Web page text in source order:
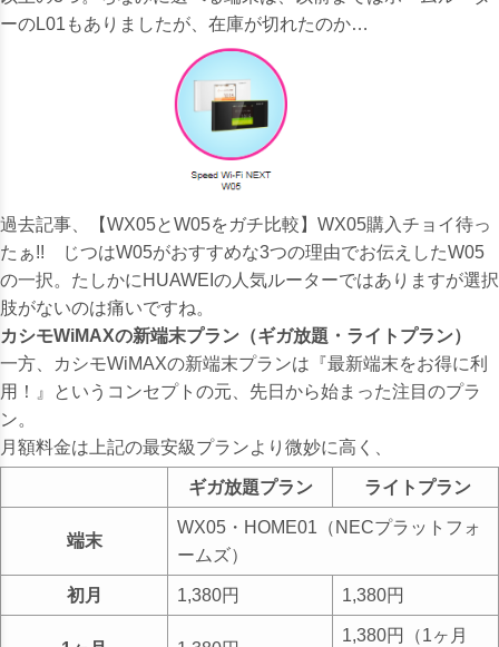
ーのL01もありましたが、在庫が切れたのか…
過去記事、
【WX05とW05をガチ比較】WX05購入チョイ待っ
たぁ!! じつはW05がおすすめな3つの理由でお伝えしたW05
の一択。たしかにHUAWEIの人気ルーターではありますが選択
肢がないのは痛いですね。
カシモWiMAXの新端末プラン（ギガ放題・ライトプラン）
一方、カシモWiMAXの新端末プランは『最新端末をお得に利
用！』というコンセプトの元、先日から始まった注目のプラ
ン。
月額料金は上記の最安級プランより微妙に高く、
ギガ放題プラン
ライトプラン
端末
WX05・HOME01（NECプラットフォ
ームズ）
初月
1,380円 1,380円
1,380円（1ヶ月